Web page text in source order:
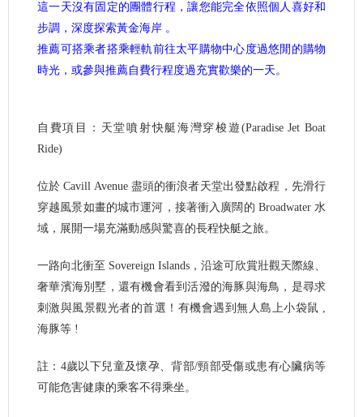
這一天沒有固定的團體行程，讓您能完全依照個人喜好和
步調，深度探索黃金海岸 。
推薦可搭乘者搭乘輕軌前往太平購物中心度過悠閒的購物
時光，或參與推薦自費行程度過充實歡樂的一天。
自費項目：天堂噴射快艇海灣穿梭遊(Paradise Jet Boat
Ride)
位於 Cavill Avenue 盡頭的衝浪者天堂出發點啟程，先滑行
穿越風景如畫的城市運河，接著衝入廣闊的 Broadwater 水
域，展開一場充滿動感與驚喜的長程快艇之旅。
一路向北衝至 Sovereign Islands，沿途可欣賞壯觀天際線、
奢華濱海別墅，還有機會看到活潑的海豚與海鳥，是尋求
刺激與風景觀光者的首選！有機會遇到無人島上小袋鼠 ,
海豚等 !
註：4歲以下兒童及懷孕、背部/頸部受傷或患有心臟病等
可能危害健康的乘客不得乘坐。